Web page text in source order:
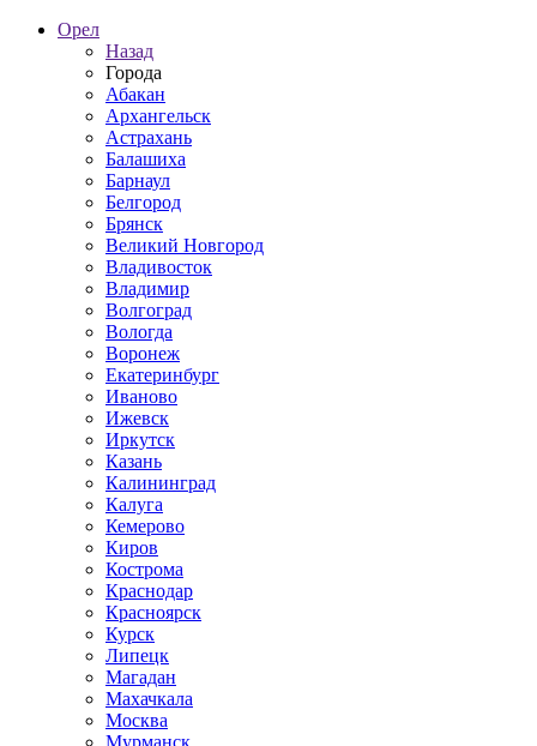
Орел
Назад
Города
Абакан
Архангельск
Астрахань
Балашиха
Барнаул
Белгород
Брянск
Великий Новгород
Владивосток
Владимир
Волгоград
Вологда
Воронеж
Екатеринбург
Иваново
Ижевск
Иркутск
Казань
Калининград
Калуга
Кемерово
Киров
Кострома
Краснодар
Красноярск
Курск
Липецк
Магадан
Махачкала
Москва
Мурманск